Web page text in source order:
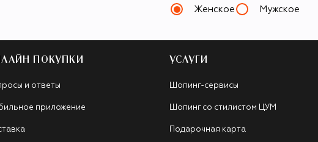
Женское Мужское
ПОКУПКИ
и ответы
приложение
УСЛУГИ
Шопинг-сервисы
Шопинг со стилистом ЦУМ
Подарочная карта